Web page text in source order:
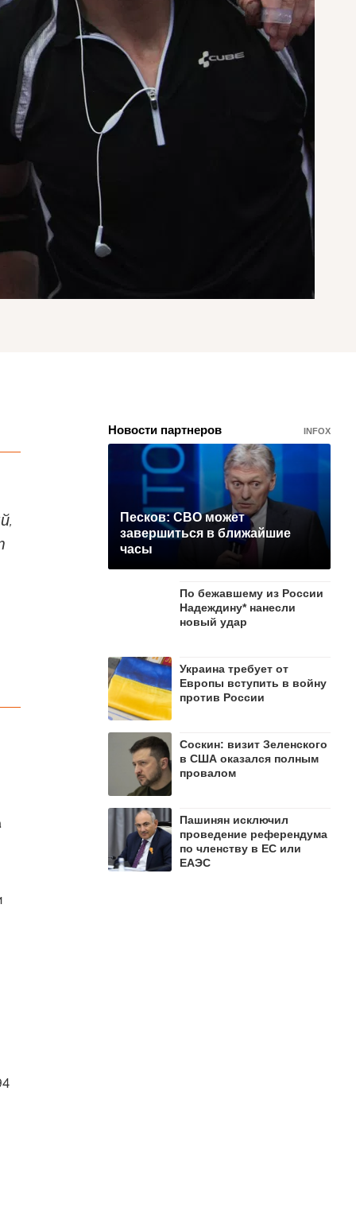
Новости партнеров INFOX
Песков: СВО может
завершиться в ближайшие
часы
По бежавшему из России
Надеждину* нанесли
новый удар
Украина требует от
Европы вступить в войну
против России
Соскин: визит Зеленского
в США оказался полным
провалом
Пашинян исключил
проведение референдума
по членству в ЕС или
ЕАЭС